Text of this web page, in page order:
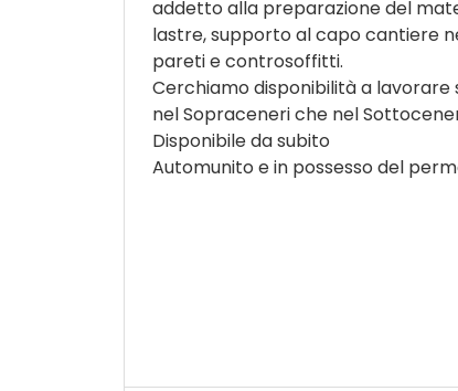
addetto alla preparazione del
lastre, supporto al capo cantiere
pareti e controsoffitti.
Cerchiamo disponibilità a lavorare
nel Sopraceneri che nel
Disponibile da subito
Automunito e in possesso del